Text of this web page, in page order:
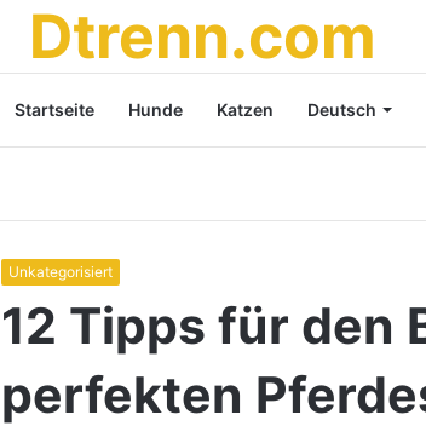
Dtrenn.com
Startseite Hunde Katzen Deutsch
Unkategorisiert
12 Tipps für den
perfekten